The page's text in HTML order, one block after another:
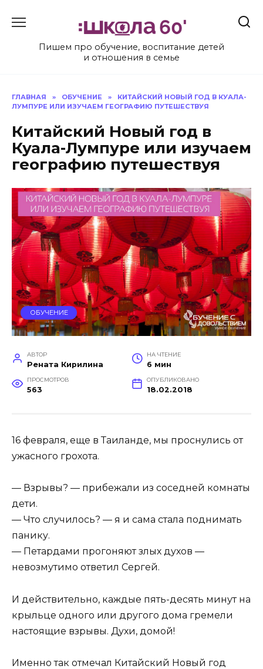
Пишем про обучение, воспитание детей
и отношения в семье
ГЛАВНАЯ » ОБУЧЕНИЕ »
КИТАЙСКИЙ НОВЫЙ ГОД В КУАЛА-
ЛУМПУРЕ ИЛИ ИЗУЧАЕМ ГЕОГРАФИЮ ПУТЕШЕСТВУЯ
Китайский Новый год в
Куала-Лумпуре или изучаем
географию путешествуя
ОБУЧЕНИЕ
АВТОР
Рената Кирилина
НА ЧТЕНИЕ
6 мин
ПРОСМОТРОВ
563
ОПУБЛИКОВАНО
18.02.2018
16 февраля, еще в Таиланде, мы проснулись от
ужасного грохота.
— Взрывы? — прибежали из соседней комнаты
дети.
— Что случилось? — я и сама стала поднимать
панику.
— Петардами прогоняют злых духов —
невозмутимо ответил Сергей.
И действительно, каждые пять-десять минут на
крыльце одного или другого дома гремели
настоящие взрывы. Духи, домой!
Именно так отмечал Китайский Новый год